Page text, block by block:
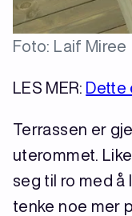
Foto: Laif Miree
LES MER: Dette
Terrassen er
uterommet.
seg til ro med
tenke noe mer